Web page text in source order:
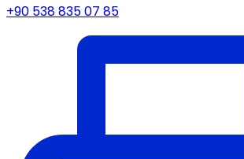
+90 538 835 07 85